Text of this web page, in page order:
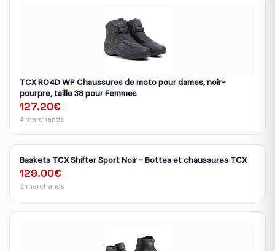
TCX RO4D WP Chaussures de moto pour dames, noir-
pourpre, taille 38 pour Femmes
127.20€
4 marchands
Baskets TCX Shifter Sport Noir - Bottes et chaussures TCX
129.00€
2 marchands